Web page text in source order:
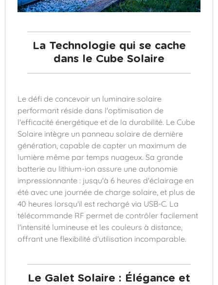
La Technologie qui se cache
dans le Cube Solaire
Le défi de concevoir un luminaire solaire
performant réside dans l'optimisation de
l'efficacité énergétique et de la durabilité. Le Cube
Solaire intègre un panneau solaire de dernière
génération, capable de capter un maximum de
lumière même par temps nuageux. Sa grande
batterie au lithium-ion assure une autonomie
impressionnante : jusqu'à 6 heures d'éclairage en
été avec une journée de charge solaire, et plus de
40 heures lorsqu'il est rechargé via USB-C. La
télécommande RF permet de contrôler facilement
l'intensité lumineuse et les couleurs à distance,
offrant une flexibilité d'utilisation incomparable.
Le Galet Solaire : Élégance et